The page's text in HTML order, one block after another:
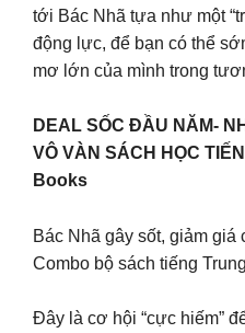
tới Bác Nhã tựa như một
động lực, để bạn có thể
mơ lớn của mình trong
DEAL SỐC ĐẦU NĂM-
VÔ VÀN SÁCH HỌC
Books
Bác Nhã gây sốt, giảm giá
Combo bộ sách tiếng
Đây là cơ hội “cực hiếm”